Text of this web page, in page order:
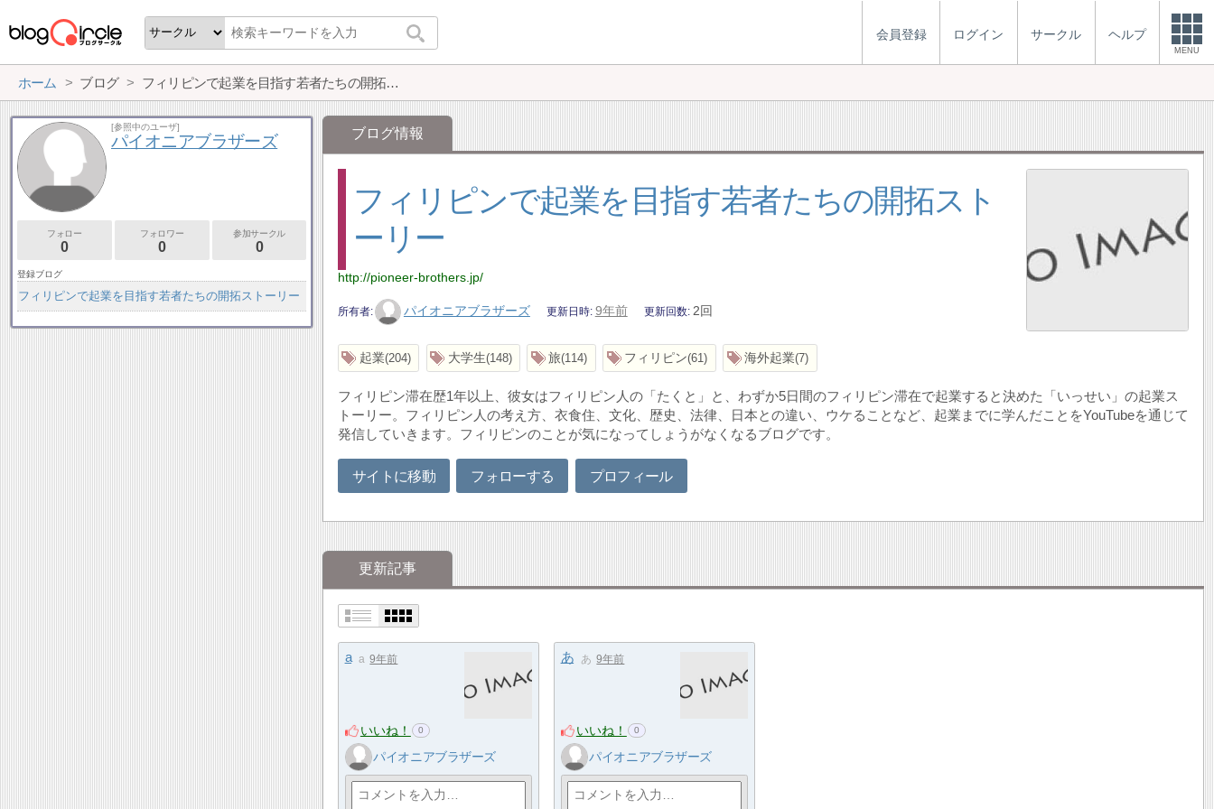
会員登録 ログイン サークル ヘルプ
MENU
ホーム ブログ フィリピンで起業を目指す若者たちの開拓ストーリー
ブログ情報
フィリピンで起業を目指す若者たちの開拓スト
ーリー
http://pioneer-brothers.jp/
所有者 パイオニアブラザーズ 更新日時 9年前 更新回数 2回
起業 204 大学生 148 旅 114 フィリピン 61 海外起業 7
フィリピン滞在歴1年以上、彼女はフィリピン人の「たくと」と、わずか5日間のフィリピン滞在で起業すると決めた「いっせい」の起業ス
トーリー。フィリピン人の考え方、衣食住、文化、歴史、法律、日本との違い、ウケることなど、起業までに学んだことをYouTubeを通じて
発信していきます。フィリピンのことが気になってしょうがなくなるブログです。
サイトに移動 フォローする プロフィール
更新記事
a a 9年前
いいね！ 0
パイオニアブラザーズ
あ あ 9年前
いいね！ 0
パイオニアブラザーズ
[参照中のユーザ]
パイオニアブラザーズ
フォロー
0
フォロワー
0
参加サークル
0
登録ブログ
フィリピンで起業を目指す若者たちの開拓ストーリー